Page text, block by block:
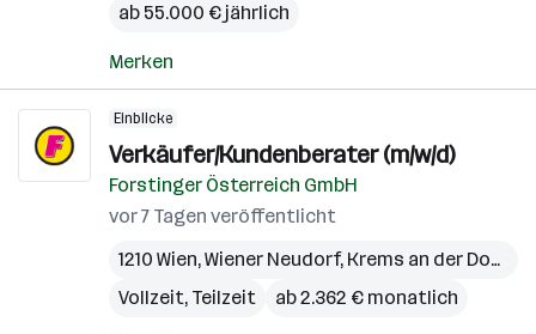
ab 55.000 € jährlich
Merken
Einblicke
Verkäufer/Kundenberater (m/w/d)
Forstinger Österreich GmbH
vor 7 Tagen veröffentlicht
1210 Wien,Wiener Neudorf, Krems an der Donau
Vollzeit, Teilzeit
ab 2.362 € monatlich